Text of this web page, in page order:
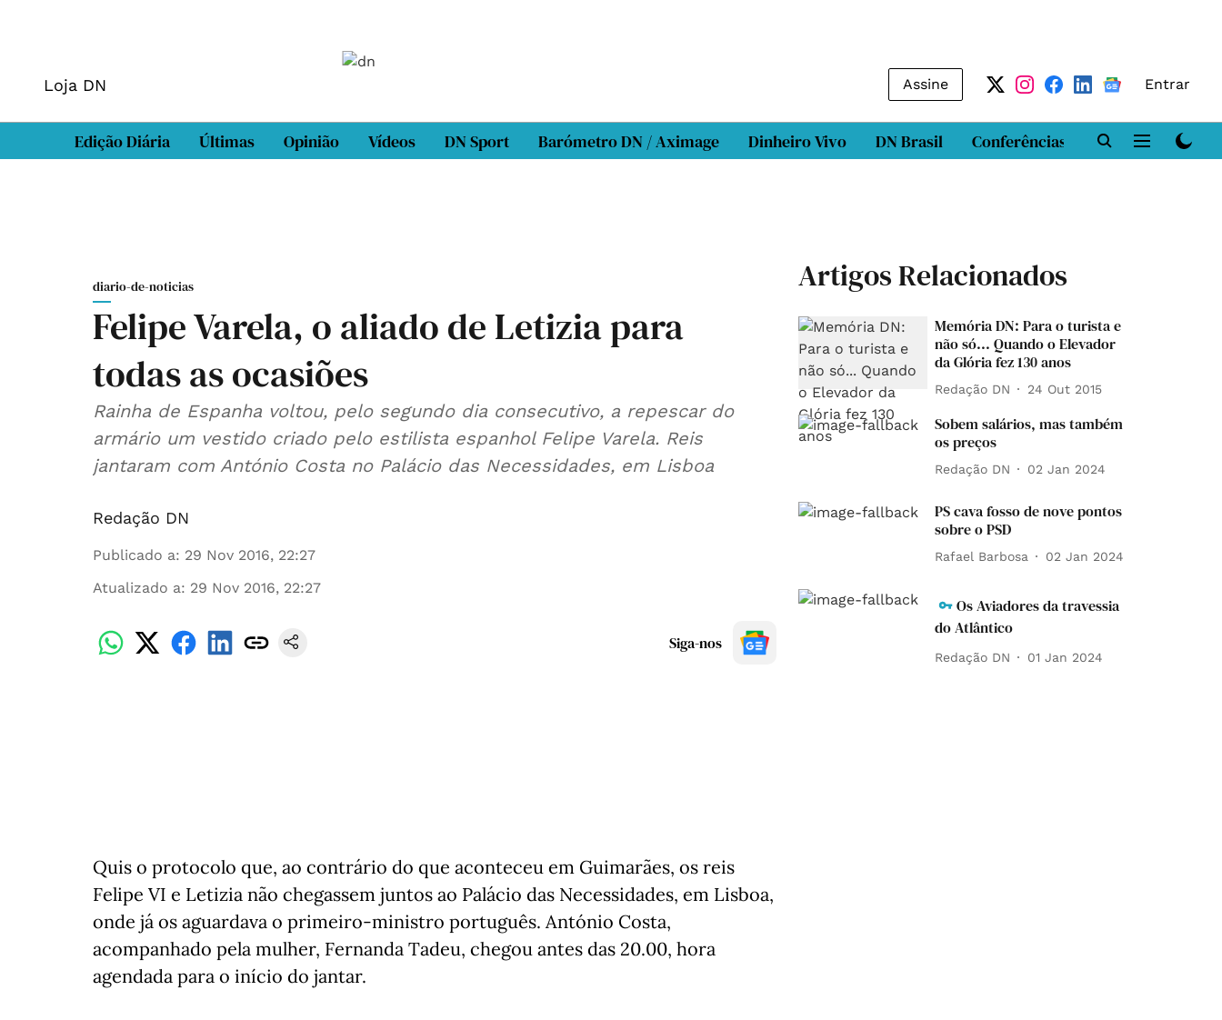
Loja DN Assine Entrar
Edição Diária Últimas Opinião Vídeos DN Sport Barómetro DN / Aximage Dinheiro Vivo DN Brasil Conferências DN LAB
diario-de-noticias
Felipe Varela, o aliado de Letizia para
todas as ocasiões
Rainha de Espanha voltou, pelo segundo dia consecutivo, a repescar do
armário um vestido criado pelo estilista espanhol Felipe Varela. Reis
jantaram com António Costa no Palácio das Necessidades, em Lisboa
Redação DN
Publicado a: 29 Nov 2016, 22:27
Atualizado a: 29 Nov 2016, 22:27
Siga-nos
Quis o protocolo que, ao contrário do que aconteceu em Guimarães, os reis
Felipe VI e Letizia não chegassem juntos ao Palácio das Necessidades, em Lisboa,
onde já os aguardava o primeiro-ministro português. António Costa,
acompanhado pela mulher, Fernanda Tadeu, chegou antes das 20.00, hora
agendada para o início do jantar.
Artigos Relacionados
Memória DN: Para o turista e
não só... Quando o Elevador
da Glória fez 130 anos
Redação DN 24 Out 2015
Sobem salários, mas também
os preços
Redação DN 02 Jan 2024
PS cava fosso de nove pontos
sobre o PSD
Rafael Barbosa 02 Jan 2024
Os Aviadores da travessia
do Atlântico
Redação DN 01 Jan 2024